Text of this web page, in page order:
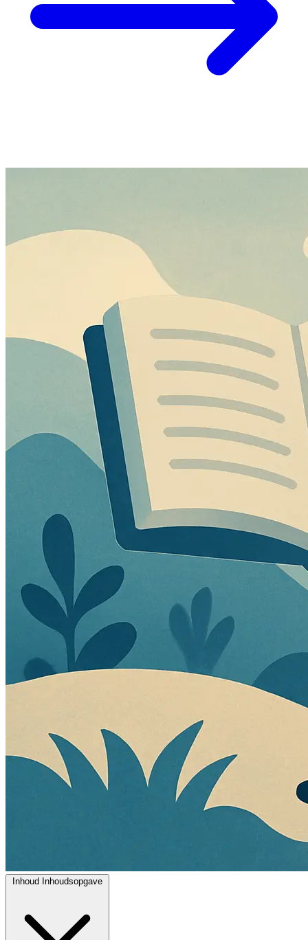
Inhoud Inhoudsopgave